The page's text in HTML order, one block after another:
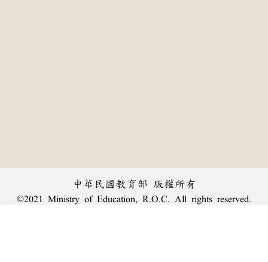
中華民國教育部 版權所有
©2021 Ministry of Education, R.O.C. All rights reserved.